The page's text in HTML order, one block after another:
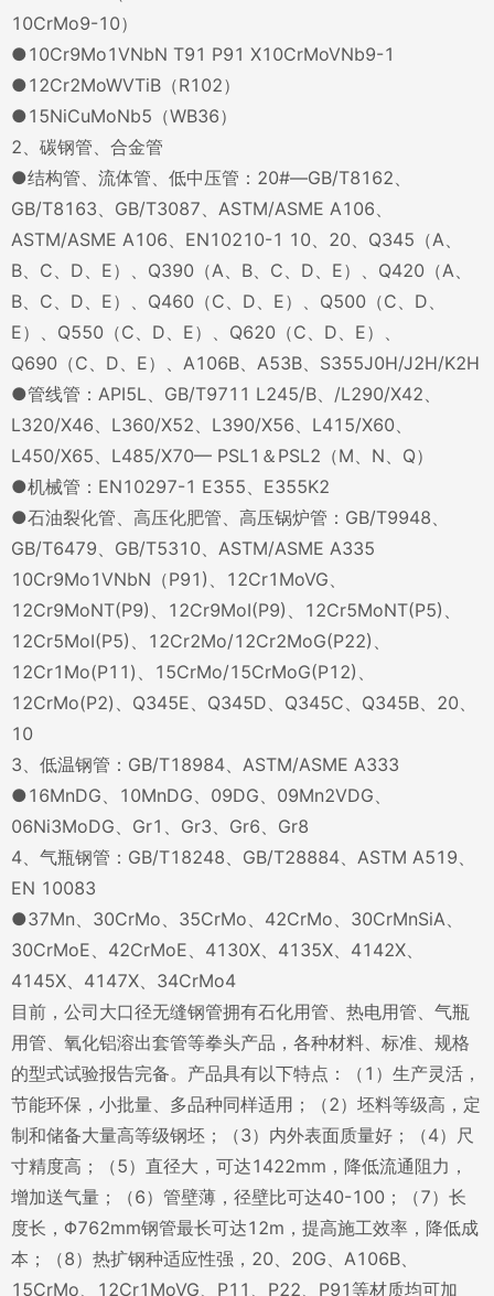
10CrMo9-10）
●10Cr9Mo1VNbN T91 P91 X10CrMoVNb9-1
●12Cr2MoWVTiB（R102）
●15NiCuMoNb5（WB36）
2、碳钢管、合金管
●结构管、流体管、低中压管：20#—GB/T8162、
GB/T8163、GB/T3087、ASTM/ASME A106、
ASTM/ASME A106、EN10210-1 10、20、Q345（A、
B、C、D、E）、Q390（A、B、C、D、E）、Q420（A、
B、C、D、E）、Q460（C、D、E）、Q500（C、D、
E）、Q550（C、D、E）、Q620（C、D、E）、
Q690（C、D、E）、A106B、A53B、S355J0H/J2H/K2H
●管线管：API5L、GB/T9711 L245/B、/L290/X42、
L320/X46、L360/X52、L390/X56、L415/X60、
L450/X65、L485/X70— PSL1＆PSL2（M、N、Q）
●机械管：EN10297-1 E355、E355K2
●石油裂化管、高压化肥管、高压锅炉管：GB/T9948、
GB/T6479、GB/T5310、ASTM/ASME A335
10Cr9Mo1VNbN（P91)、12Cr1MoVG、
12Cr9MoNT(P9)、12Cr9MoI(P9)、12Cr5MoNT(P5)、
12Cr5MoI(P5)、12Cr2Mo/12Cr2MoG(P22)、
12Cr1Mo(P11)、15CrMo/15CrMoG(P12)、
12CrMo(P2)、Q345E、Q345D、Q345C、Q345B、20、
10
3、低温钢管：GB/T18984、ASTM/ASME A333
●16MnDG、10MnDG、09DG、09Mn2VDG、
06Ni3MoDG、Gr1、Gr3、Gr6、Gr8
4、气瓶钢管：GB/T18248、GB/T28884、ASTM A519、
EN 10083
●37Mn、30CrMo、35CrMo、42CrMo、30CrMnSiA、
30CrMoE、42CrMoE、4130X、4135X、4142X、
4145X、4147X、34CrMo4
目前，公司大口径无缝钢管拥有石化用管、热电用管、气瓶
用管、氧化铝溶出套管等拳头产品，各种材料、标准、规格
的型式试验报告完备。产品具有以下特点：（1）生产灵活，
节能环保，小批量、多品种同样适用；（2）坯料等级高，定
制和储备大量高等级钢坯；（3）内外表面质量好；（4）尺
寸精度高；（5）直径大，可达1422mm，降低流通阻力，
增加送气量；（6）管壁薄，径壁比可达40-100；（7）长
度长，Φ762mm钢管最长可达12m，提高施工效率，降低成
本；（8）热扩钢种适应性强，20、20G、A106B、
15CrMo、12Cr1MoVG、P11、P22、P91等材质均可加